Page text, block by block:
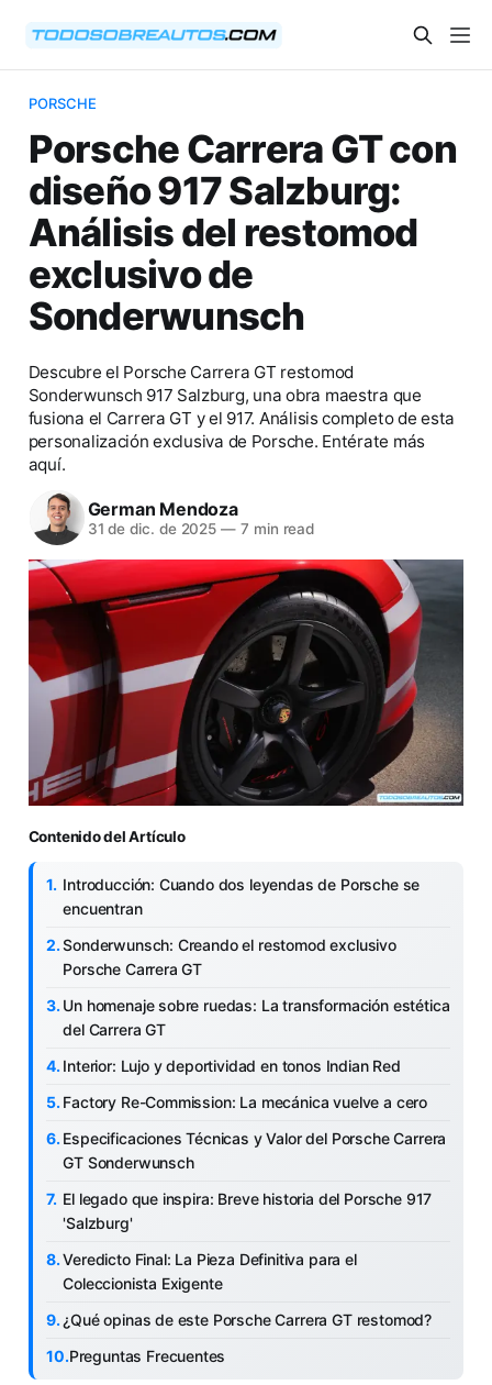
PORSCHE
Porsche Carrera GT con
diseño 917 Salzburg:
Análisis del restomod
exclusivo de
Sonderwunsch
Descubre el Porsche Carrera GT restomod
Sonderwunsch 917 Salzburg, una obra maestra que
fusiona el Carrera GT y el 917. Análisis completo de esta
personalización exclusiva de Porsche. Entérate más
aquí.
German Mendoza
31 de dic. de 2025 — 7 min read
Contenido del Artículo
Introducción: Cuando dos leyendas de Porsche se
encuentran
Sonderwunsch: Creando el restomod exclusivo
Porsche Carrera GT
Un homenaje sobre ruedas: La transformación estética
del Carrera GT
Interior: Lujo y deportividad en tonos Indian Red
Factory Re-Commission: La mecánica vuelve a cero
Especificaciones Técnicas y Valor del Porsche Carrera
GT Sonderwunsch
El legado que inspira: Breve historia del Porsche 917
'Salzburg'
Veredicto Final: La Pieza Definitiva para el
Coleccionista Exigente
¿Qué opinas de este Porsche Carrera GT restomod?
Preguntas Frecuentes